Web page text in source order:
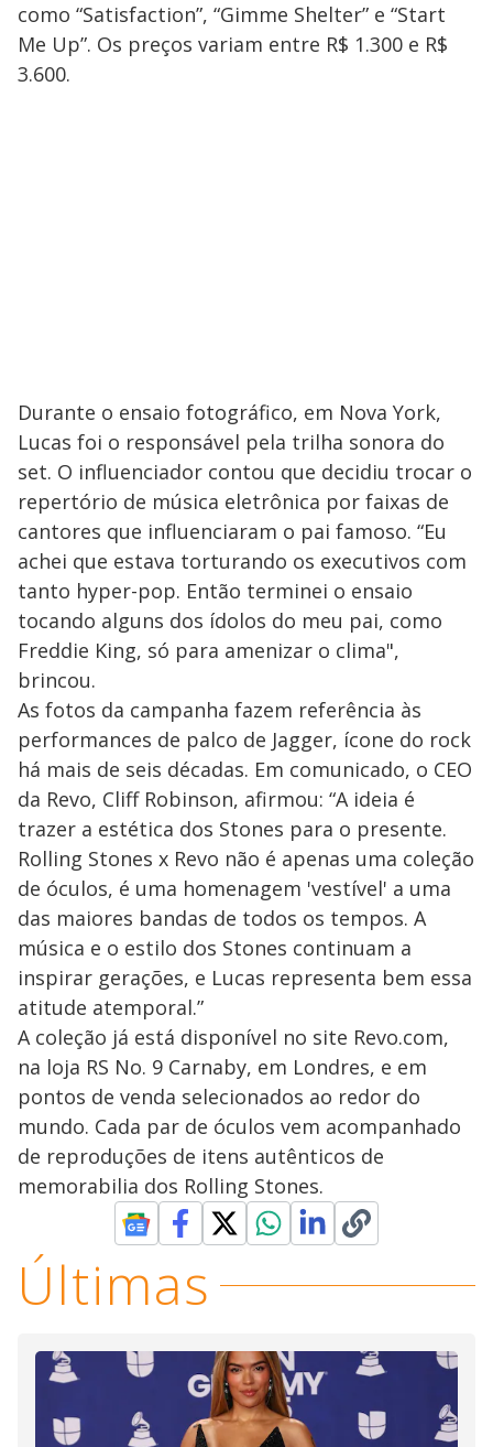
como “Satisfaction”, “Gimme Shelter” e “Start
Me Up”. Os preços variam entre R$ 1.300 e R$
3.600.
Durante o ensaio fotográfico, em Nova York,
Lucas foi o responsável pela trilha sonora do
set. O influenciador contou que decidiu trocar o
repertório de música eletrônica por faixas de
cantores que influenciaram o pai famoso. “Eu
achei que estava torturando os executivos com
tanto hyper-pop. Então terminei o ensaio
tocando alguns dos ídolos do meu pai, como
Freddie King, só para amenizar o clima",
brincou.
As fotos da campanha fazem referência às
performances de palco de Jagger, ícone do rock
há mais de seis décadas. Em comunicado, o CEO
da Revo, Cliff Robinson, afirmou: “A ideia é
trazer a estética dos Stones para o presente.
Rolling Stones x Revo não é apenas uma coleção
de óculos, é uma homenagem 'vestível' a uma
das maiores bandas de todos os tempos. A
música e o estilo dos Stones continuam a
inspirar gerações, e Lucas representa bem essa
atitude atemporal.”
A coleção já está disponível no site Revo.com,
na loja RS No. 9 Carnaby, em Londres, e em
pontos de venda selecionados ao redor do
mundo. Cada par de óculos vem acompanhado
de reproduções de itens autênticos de
memorabilia dos Rolling Stones.
Últimas